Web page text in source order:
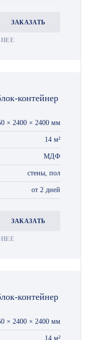
ЗАКАЗАТЬ
контейнер
× 2400 × 2400 мм
14 м²
МДФ
стены, пол
от 2 дней
ЗАКАЗАТЬ
контейнер
× 2400 × 2400 мм
14 м²